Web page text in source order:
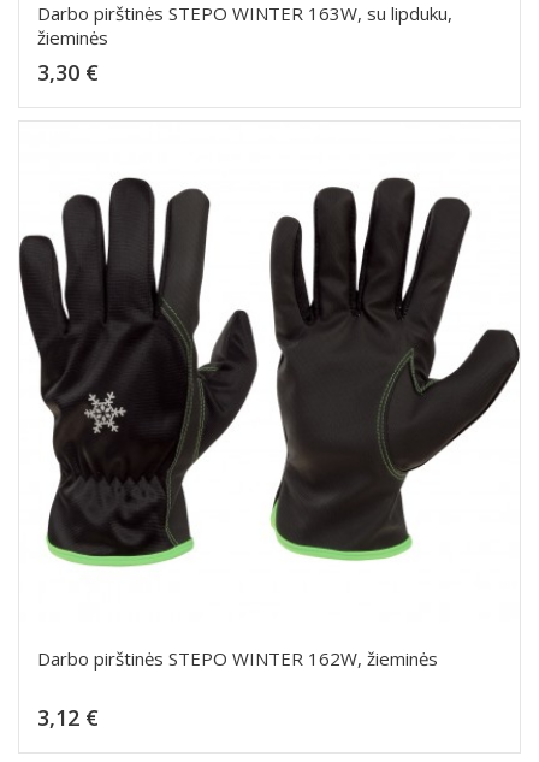
Darbo pirštinės STEPO WINTER 163W, su lipduku,
žieminės
3,30 €
Darbo pirštinės STEPO WINTER 162W, žieminės
3,12 €